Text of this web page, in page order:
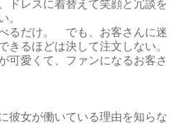
ドレスに着替えて笑顔と冗談を
。
るだけ。 でも、お客さんに迷
きるほどは決して注文しない。
可愛くて、ファンになるお客さ
彼女が働いている理由を知らな